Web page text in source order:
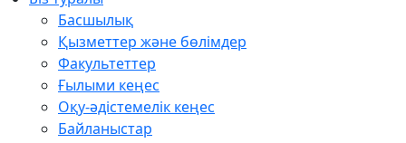
Басшылық
Қызметтер және бөлімдер
Факультеттер
Ғылыми кеңес
Оқу-әдістемелік кеңес
Байланыстар